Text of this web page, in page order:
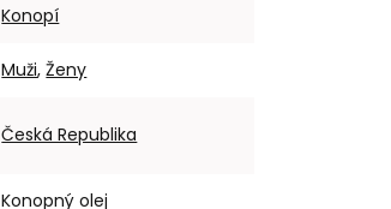
Konopí
Muži,Ženy
Česká Republika
Konopný olej